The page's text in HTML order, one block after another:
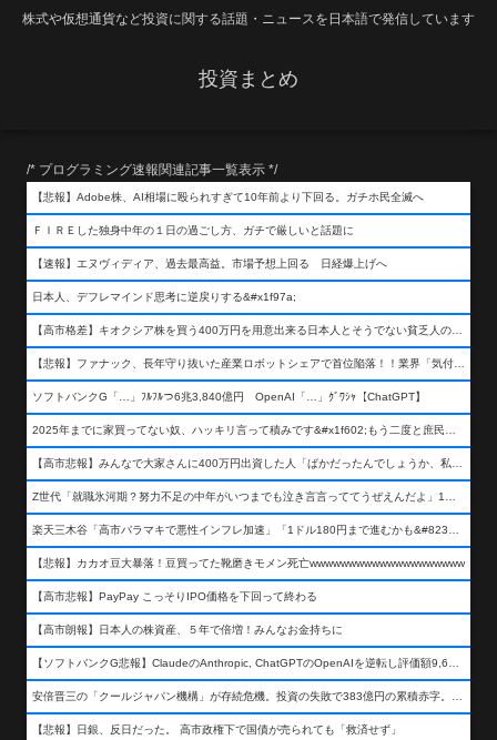
株式や仮想通貨など投資に関する話題・ニュースを日本語で発信しています
投資まとめ
/* プログラミング速報関連記事一覧表示 */
【悲報】Adobe株、AI相場に殴られすぎて10年前より下回る。ガチホ民全滅へ
ＦＩＲＥした独身中年の１日の過ごし方、ガチで厳しいと話題に
【速報】エヌヴィディア、過去最高益。市場予想上回る 日経爆上げへ
日本人、デフレマインド思考に逆戻りする&#x1f97a;
【高市格差】キオクシア株を買う400万円を用意出来る日本人とそうでない貧乏人の差が超広まるって事よ
【悲報】ファナック、長年守り抜いた産業ロボットシェアで首位陥落！！業界「気付いたら一気に抜かれていた…」
ソフトバンクG「…」ﾌﾙﾌﾙつ6兆3,840億円 OpenAI「…」ｸﾞﾜｼｬ【ChatGPT】
2025年までに家買ってない奴、ハッキリ言って積みです&#x1f602;もう二度と庶民が買える値段になりません&#x1f602;&#x1f602;&#x1f602;
【高市悲報】みんなで大家さんに400万円出資した人「ばかだったんでしょうか、私は&#x1f622;」
Z世代「就職氷河期？努力不足の中年がいつまでも泣き言言っててうぜえんだよ」1万いいね
楽天三木谷「高市バラマキで悪性インフレ加速」「1ドル180円まで進むかも&#8230;もう看過できない」
【悲報】カカオ豆大暴落！豆買ってた靴磨きモメン死亡wwwwwwwwwwwwwwwwwwww
【高市悲報】PayPay こっそりIPO価格を下回って終わる
【高市朗報】日本人の株資産、５年で倍増！みんなお金持ちに
【ソフトバンクG悲報】ClaudeのAnthropic, ChatGPTのOpenAIを逆転し評価額9,650億ドル (約154兆円) の世界一価値あるAI企業に……
安倍晋三の「クールジャパン機構」が存続危機。投資の失敗で383億円の累積赤字。2025年度決算も大赤字の可能性。責任の所在はウヤムヤ
【悲報】日銀、反日だった。 高市政権下で国債が売られても「救済せず」